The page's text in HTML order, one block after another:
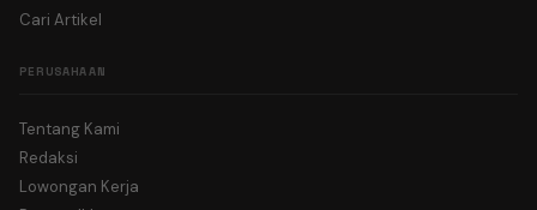
Cari Artikel
PERUSAHAAN
Tentang Kami
Redaksi
Lowongan Kerja